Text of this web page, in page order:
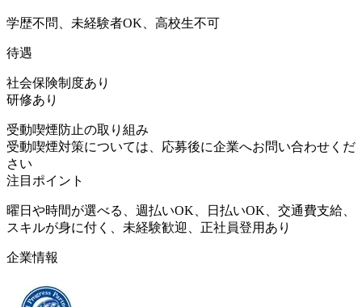
学歴不問、未経験者OK、高校生不可
待遇
社会保険制度あり
研修あり
受動喫煙防止の取り組み
受動喫煙対策については、応募後に企業へお問い合わせくだ
さい
注目ポイント
曜日や時間が選べる、週払いOK、日払いOK、交通費支給、
スキルが身に付く、未経験歓迎、正社員登用あり
企業情報